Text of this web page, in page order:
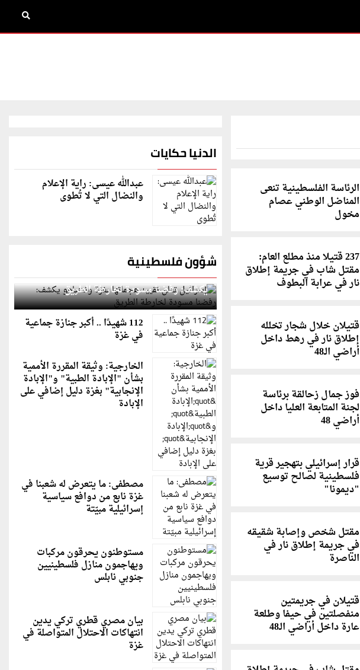
الرئاسة الفلسطينية تنعى
المناضل الوطني عصام
مخول
237 قتيلا منذ مطلع العام:
مقتل شاب في جريمة إطلاق
نار في عرابة البطوف
قتيلان خلال شجار تخلله
إطلاق نار في رهط داخل
أراضي الـ48
فوز جمال زحالقة برئاسة
لجنة المتابعة العليا داخل
أراضي 48
قرار إسرائيلي بتهجير قرية
فلسطينية لصالح توسيع
"ديمونا"
مقتل شخص وإصابة شقيقه
في جريمة إطلاق نار في
الناصرة
قتيلان في جريمتين
منفصلتين في حيفا وطلعة
عارة داخل أراضي الـ48
الدنيا حكايات
عبدالله عيسى: راية الإعلام
والنضال التي لا تُطوى
شؤون فلسطينية
إسرائيل تعلن تقييد هجماتها بغزة ونتنياهو
يكشف: رفضنا مسودة لخارطة الطريق
112 شهيدًا .. أكبر جنازة جماعية
في غزة
الخارجية: وثيقة المقررة الأممية
بشأن "الإبادة الطبية" و"الإبادة
الإنجابية" بغزة دليل إضافي على
الإبادة
مصطفى: ما يتعرض له شعبنا في
غزة نابع من دوافع سياسية
إسرائيلية مبيّتة
مستوطنون يحرقون مركبات
ويهاجمون منازل فلسطينيين
جنوبي نابلس
بيان مصري قطري تركي يدين
انتهاكات الاحتلال المتواصلة في
غزة